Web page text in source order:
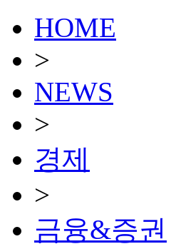
HOME
>
NEWS
>
경제
>
금융&증권